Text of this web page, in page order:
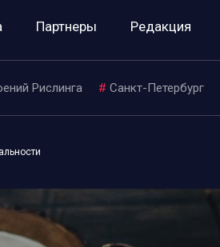
Партнеры Редакция
Рислинга # Санкт-Петербург